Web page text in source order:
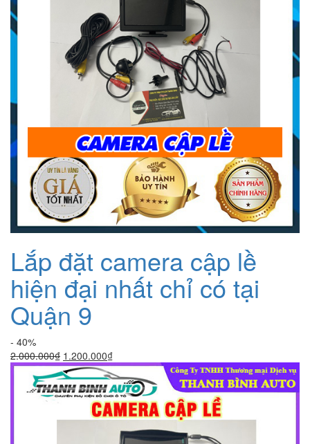
Lắp đặt camera cập lề
hiện đại nhất chỉ có tại
Quận 9
- 40%
2.000.000₫ Giá
gốc
là:
2.000.000₫.
1.200.000₫Giá
hiện
tại
là:
1.200.000₫.